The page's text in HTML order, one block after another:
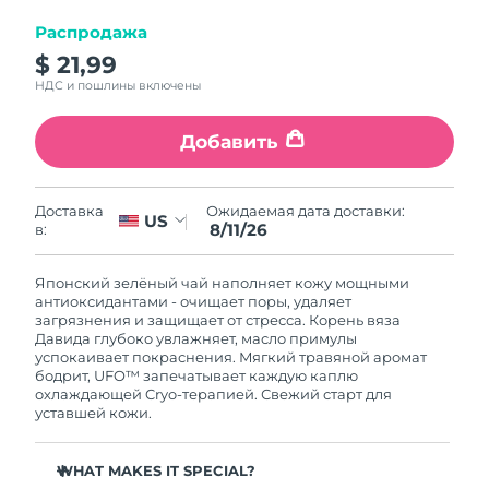
Распродажа
$ 21,99
НДС и пошлины включены
Добавить
Доставка
в:
US Ожидаемая дата доставки:
8/11/26
Японский зелёный чай наполняет кожу мощными
антиоксидантами - очищает поры, удаляет
загрязнения и защищает от стресса. Корень вяза
Давида глубоко увлажняет, масло примулы
успокаивает покраснения. Мягкий травяной аромат
бодрит, UFO™ запечатывает каждую каплю
охлаждающей Cryo-терапией. Свежий старт для
уставшей кожи.
WHAT MAKES IT SPECIAL?
Израиль
Италия
Ожидаемая дата доставки
8/10/26
Япония
Джерси
Казахстан
Ожидаемая дата доставки
Кувейт
Ожидаемая дата доставки
Ожидаемая дата доставки